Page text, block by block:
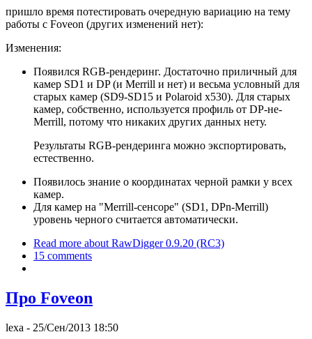
пришло время потестировать очередную вариацию на тему
работы с Foveon (других изменений нет):
Изменения:
Появился RGB-рендеринг. Достаточно приличный для
камер SD1 и DP (и Merrill и нет) и весьма условный для
старых камер (SD9-SD15 и Polaroid x530). Для старых
камер, собственно, используется профиль от DP-не-
Merrill, потому что никаких других данных нету.
Результаты RGB-рендеринга можно экспортировать,
естественно.
Появилось знание о координатах черной рамки у всех
камер.
Для камер на "Merrill-сенсоре" (SD1, DPn-Merrill)
уровень черного считается автоматически.
Read more about RawDigger 0.9.20 (RC3)
15 comments
Про Foveon
lexa - 25/Сен/2013 18:50